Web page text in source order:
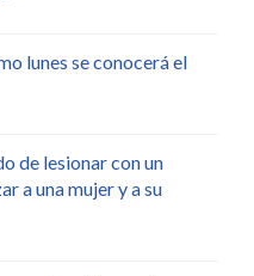
lunes se conocerá el
de lesionar con un
a una mujer y a su